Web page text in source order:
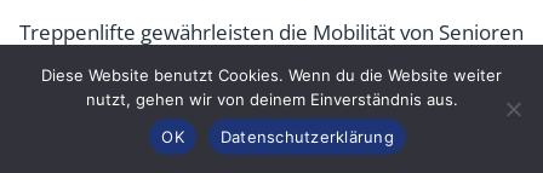
Treppenlifte gewährleisten die Mobilität von Senioren
und körperlich beeinträchtigten Menschen jeden
Alters in den eigenen vier Wänden sowie in
öffentlichen Gebäuden. Aberwas kostet ein
Treppenlift wirklich? Wir verraten Ihnen die
Konfigurator
Diese Website benutzt Cookies. Wenn du die Website weiter
nutzt, gehen wir von deinem Einverständnis aus.
OK
Datenschutzerklärung